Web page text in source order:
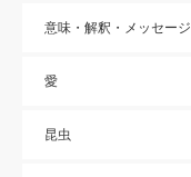
意味・解釈・メッセージ
愛
昆虫